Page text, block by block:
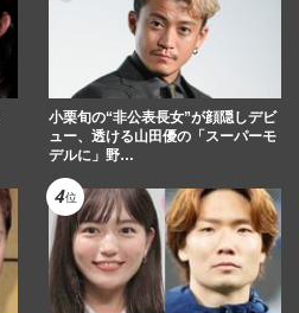
小栗旬の“非公表長女”が顔隠しデビ
ュー、透ける山田優の「スーパーモ
デルに」野…